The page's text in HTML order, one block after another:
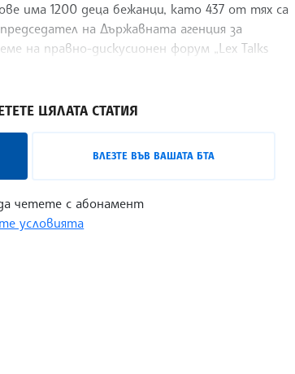
има 1200 деца бежанци, като 437 от тях са
на Държавната агенция за
на правно-дискусионен форум „Lex Talks
ЦЯЛАТА СТАТИЯ
ВЛЕЗТЕ ВЪВ ВАШАТА БТА
четете с абонамент
условията